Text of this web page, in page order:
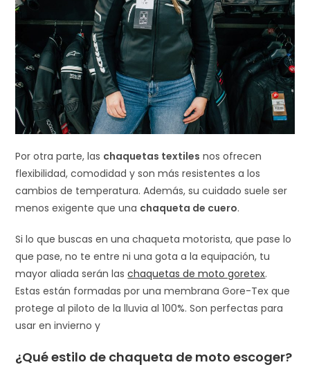
Por otra parte, las chaquetas textiles nos ofrecen
flexibilidad, comodidad y son más resistentes a los
cambios de temperatura. Además, su cuidado suele ser
menos exigente que una chaqueta de cuero.
Si lo que buscas en una chaqueta motorista, que pase lo
que pase, no te entre ni una gota a la equipación, tu
mayor aliada serán laschaquetas de moto goretex.
Estas están formadas por una membrana Gore-Tex que
protege al piloto de la lluvia al 100%. Son perfectas para
usar en invierno y
¿Qué estilo de chaqueta de moto escoger?